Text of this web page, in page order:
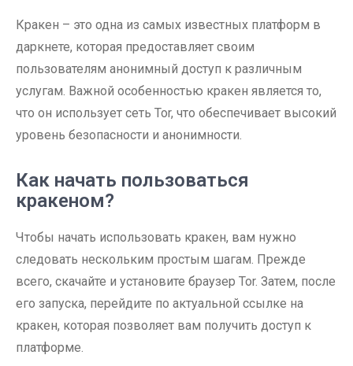
Кракен – это одна из самых известных платформ в
даркнете, которая предоставляет своим
пользователям анонимный доступ к различным
услугам. Важной особенностью кракен является то,
что он использует сеть Tor, что обеспечивает высокий
уровень безопасности и анонимности.
Как начать пользоваться
кракеном?
Чтобы начать использовать кракен, вам нужно
следовать нескольким простым шагам. Прежде
всего, скачайте и установите браузер Tor. Затем, после
его запуска, перейдите по актуальной ссылке на
кракен, которая позволяет вам получить доступ к
платформе.